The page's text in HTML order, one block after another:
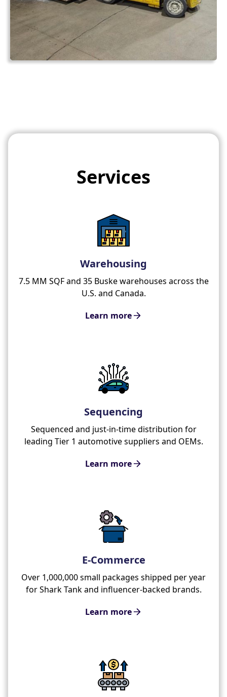
Services
Warehousing
7.5 MM SQF and 35 Buske warehouses across the
U.S. and Canada.
Learn more
Sequencing
Sequenced and just-in-time distribution for
leading Tier 1 automotive suppliers and OEMs.
Learn more
E-Commerce
Over 1,000,000 small packages shipped per year
for Shark Tank and influencer-backed brands.
Learn more